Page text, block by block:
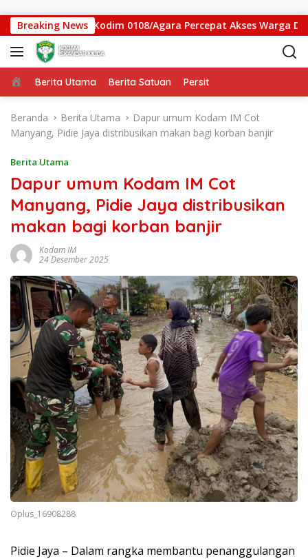
Breaking News
Gantung Kodim 0108/Agara Percepat Akses Warga Ds.
Beranda
Berita Utama Berita Satuan Persit
Beranda Berita Utama
Dapur umum Kodam IM Cot
Manyang, Pidie Jaya distribusikan makan bagi korban banjir
Berita Utama
Dapur umum Kodam IM Cot
Manyang, Pidie Jaya distribusikan
makan bagi korban banjir
Kodam IM
24 Desember 2025
Oplus_16908288
Pidie Jaya – Dalam rangka membantu penanggulangan